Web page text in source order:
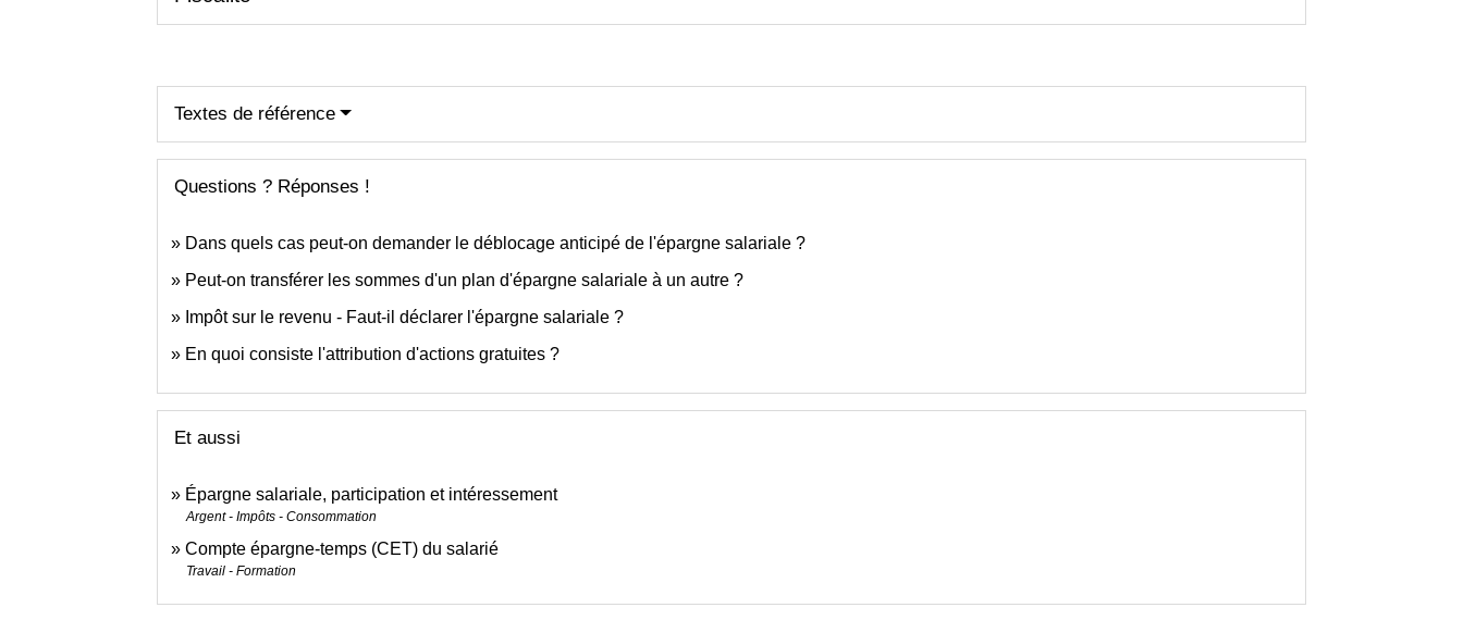
Textes de référence
Questions ? Réponses !
Dans quels cas peut-on demander le déblocage anticipé de l'épargne salariale ?
Peut-on transférer les sommes d'un plan d'épargne salariale à un autre ?
Impôt sur le revenu - Faut-il déclarer l'épargne salariale ?
En quoi consiste l'attribution d'actions gratuites ?
Et aussi
Épargne salariale, participation et intéressement
Argent - Impôts - Consommation
Compte épargne-temps (CET) du salarié
Travail - Formation